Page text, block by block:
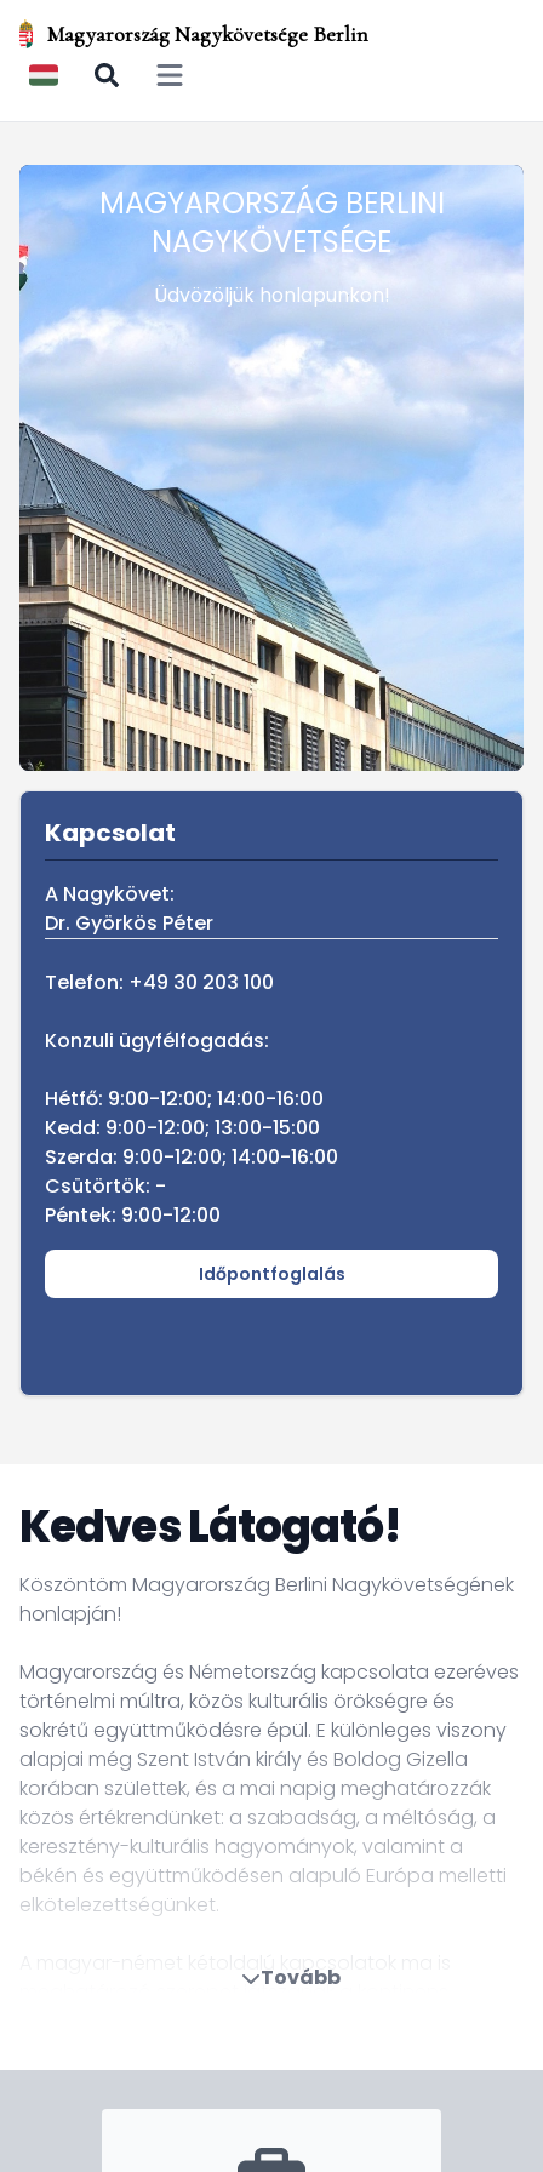
Magyarország Nagykövetsége Berlin
Open main menu
MAGYARORSZÁG BERLINI
NAGYKÖVETSÉGE
Üdvözöljük honlapunkon!
Sidebar
Kapcsolat
A Nagykövet:
Dr. Györkös Péter
Telefon: +49 30 203 100
Konzuli ügyfélfogadás:
Hétfő: 9:00-12:00; 14:00-16:00
Kedd: 9:00-12:00; 13:00-15:00
Szerda: 9:00-12:00; 14:00-16:00
Csütörtök: -
Péntek: 9:00-12:00
Időpontfoglalás
Kedves Látogató!
Köszöntöm Magyarország Berlini Nagykövetségének
honlapján!
Magyarország és Németország kapcsolata ezeréves
történelmi múltra, közös kulturális örökségre és
sokrétű együttműködésre épül. E különleges viszony
alapjai még Szent István király és Boldog Gizella
korában születtek, és a mai napig meghatározzák
közös értékrendünket: a szabadság, a méltóság, a
keresztény-kulturális hagyományok, valamint a
békén és együttműködésen alapuló Európa melletti
elkötelezettségünket.
A magyar-német kétoldalú kapcsolatok ma is
meghatározó szerepet játszanak a kontinens
volumen megközelíti a 70 milliárd eurót. A két
országot szoros szálak fűzik össze az oktatás, a
Tovább